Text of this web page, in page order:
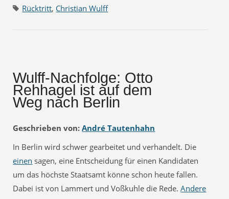
Rücktritt, Christian Wulff
Wulff-Nachfolge: Otto
Rehhagel ist auf dem
Weg nach Berlin
Geschrieben von: André Tautenhahn
In Berlin wird schwer gearbeitet und verhandelt. Die
einen sagen, eine Entscheidung für einen Kandidaten
um das höchste Staatsamt könne schon heute fallen.
Dabei ist von Lammert und Voßkuhle die Rede.Andere